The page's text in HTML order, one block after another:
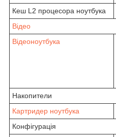
Кеш L2 процесора ноутбука
Відео
Відеоноутбука
Накопители
Картридер ноутбука
Конфігурація